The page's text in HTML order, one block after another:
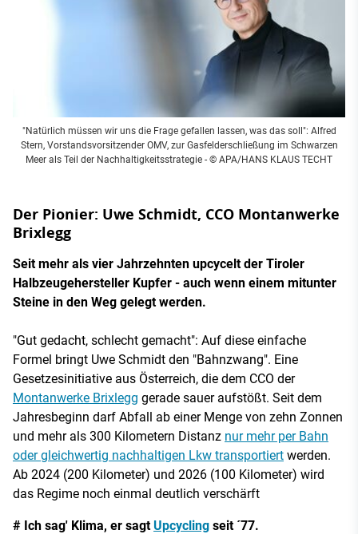
"Natürlich müssen wir uns die Frage gefallen lassen, was das soll": Alfred
Stern, Vorstandsvorsitzender OMV, zur Gasfelderschließung im Schwarzen
Meer als Teil der Nachhaltigkeitsstrategie - © APA/HANS KLAUS TECHT
Der Pionier: Uwe Schmidt, CCO Montanwerke
Brixlegg
Seit mehr als vier Jahrzehnten upcycelt der Tiroler
Halbzeugehersteller Kupfer - auch wenn einem mitunter
Steine in den Weg gelegt werden.
"Gut gedacht, schlecht gemacht": Auf diese einfache
Formel bringt Uwe Schmidt den "Bahnzwang". Eine
Gesetzesinitiative aus Österreich, die dem CCO der
Montanwerke Brixlegg gerade sauer aufstößt. Seit dem
Jahresbeginn darf Abfall ab einer Menge von zehn Zonnen
und mehr als 300 Kilometern Distanz nur mehr per Bahn
oder gleichwertig nachhaltigen Lkw transportiert werden.
Ab 2024 (200 Kilometer) und 2026 (100 Kilometer) wird
das Regime noch einmal deutlich verschärft
# Ich sag' Klima, er sagtUpcycling seit ´77.